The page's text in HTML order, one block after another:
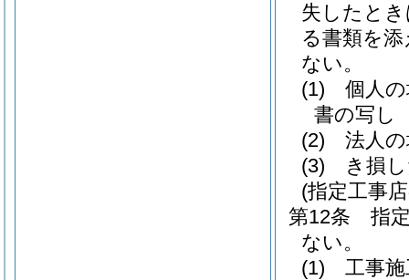
失したと
る書類を
ない。
(1)
個人
書の写し
(2)
法人
(3)
き損
(指定工事
第12条
指
ない。
(1)
工事